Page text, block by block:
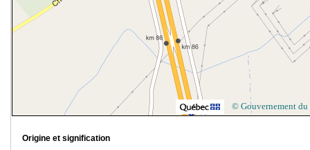
© Gouvernement du
Origine et signification